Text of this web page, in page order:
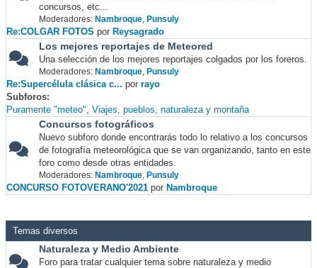
concursos, etc...
Moderadores: Nambroque, Punsuly
Re:COLGAR FOTOS por Reysagrado
Los mejores reportajes de Meteored
Una selección de los mejores reportajes colgados por los foreros.
Moderadores: Nambroque, Punsuly
Re:Supercélula clásica c... por rayo
Subforos
Puramente "meteo" Viajes, pueblos, naturaleza y montaña
Concursos fotográficos
Nuevo subforo donde encontrarás todo lo relativo a los concursos
de fotografía meteorológica que se van organizando, tanto en este
foro como desde otras entidades.
Moderadores: Nambroque, Punsuly
CONCURSO FOTOVERANO'2021 por Nambroque
Temas diversos
Naturaleza y Medio Ambiente
Foro para tratar cualquier tema sobre naturaleza y medio